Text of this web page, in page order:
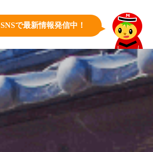
SNSで最新情報発信中！